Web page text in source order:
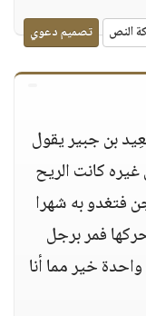
النص تصميم دعوي
بن جبير يقول
كانت الريح
فتغدو به شهرا
فمر برجل
خير مما أنا